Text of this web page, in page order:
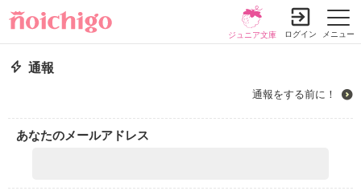
メニュー
ジュニア文庫 ログイン
通報
通報をする前に！
あなたのメールアドレス